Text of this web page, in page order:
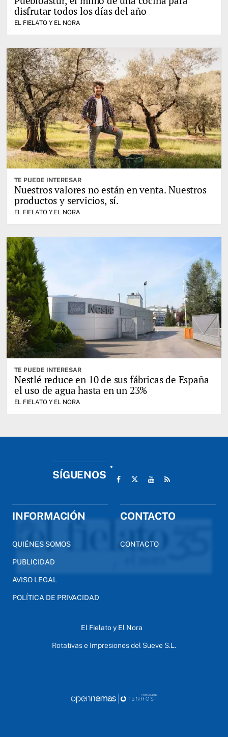
disfrutar todos los días del año
EL FIELATO Y EL NORA
TE PUEDE INTERESAR
Nuestros valores no están en venta. Nuestros
productos y servicios, sí.
EL FIELATO Y EL NORA
TE PUEDE INTERESAR
Nestlé reduce en 10 de sus fábricas de España
el uso de agua hasta en un 23%
EL FIELATO Y EL NORA
SÍGUENOS
INFORMACIÓN
QUIÉNES SOMOS
PUBLICIDAD
AVISO LEGAL
POLÍTICA DE PRIVACIDAD
CONTACTO
CONTACTO
El Fielato y El Nora
Rotativas e Impresiones del Sueve S.L.